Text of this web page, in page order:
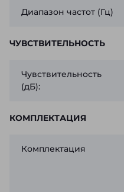
Диапазон частот (Гц)
ЧУВСТВИТЕЛЬНОСТЬ
Чувствительность
(дБ):
КОМПЛЕКТАЦИЯ
Комплектация